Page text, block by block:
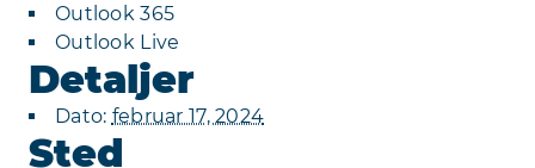
Outlook 365
Outlook Live
Detaljer
Dato: februar 17, 2024
Sted